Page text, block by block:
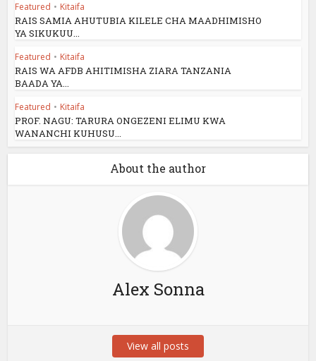
Featured • Kitaifa
RAIS SAMIA AHUTUBIA KILELE CHA MAADHIMISHO
YA SIKUKUU...
Featured • Kitaifa
RAIS WA AFDB AHITIMISHA ZIARA TANZANIA
BAADA YA...
Featured • Kitaifa
PROF. NAGU: TARURA ONGEZENI ELIMU KWA
WANANCHI KUHUSU...
About the author
Alex Sonna
View all posts